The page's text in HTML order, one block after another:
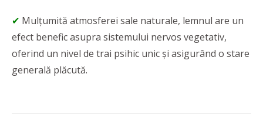
✔ Mulțumită atmosferei sale naturale, lemnul are un
efect benefic asupra sistemului nervos vegetativ,
oferind un nivel de trai psihic unic și asigurând o stare
generală plăcută.